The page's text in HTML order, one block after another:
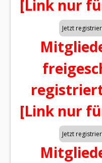
[Link nur
[Link nur